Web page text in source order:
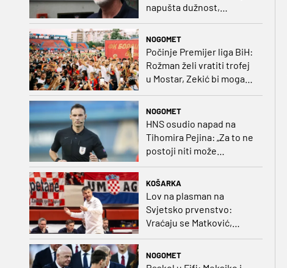
napušta dužnost,
NOGOMET
Počinje Premijer liga BiH:
Rožman želi vratiti trofej
u Mostar, Zekić bi mogao
NOGOMET
HNS osudio napad na
Tihomira Pejina: „Za to ne
postoji niti može
postojati opravdanje”
KOŠARKA
Lov na plasman na
Svjetsko prvenstvo:
Vraćaju se Matković,
Nakić i Drežnjak
NOGOMET